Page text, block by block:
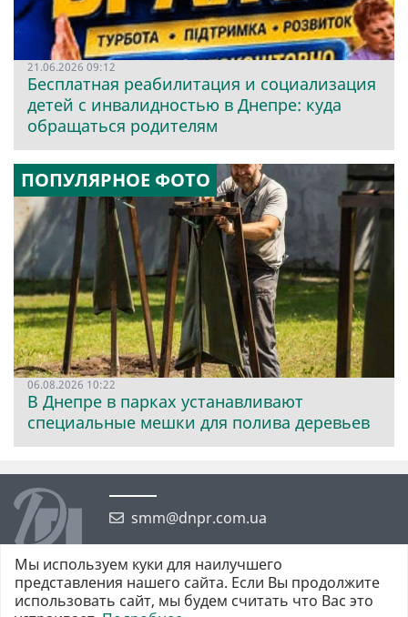
21.06.2026 09:12
Бесплатная реабилитация и социализация
детей с инвалидностью в Днепре: куда
обращаться родителям
ПОПУЛЯРНОЕ ФОТО
06.08.2026 10:22
В Днепре в парках устанавливают
специальные мешки для полива деревьев
smm@dnpr.com.ua
Мы используем куки для наилучшего
представления нашего сайта. Если Вы продолжите
использовать сайт, мы будем считать что Вас это